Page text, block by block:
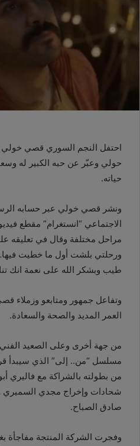
احتفل النجم السوري قصي خولي
حولي وعبّر عن حبه الكبير له
حياته.
ونشر قصي خولي عبر حسابه
الاجتماعي “انستغرام” مقطع
مراحل مختلفة وقال في تعليقه
ورحلتي بلشت أول ما خطيت
طيب وبشكر الله على نعمة انك
وتفاعل جمهور ومتابعو وزملاء
العمر المديد والصحة والسعادة.
من جهة أخرى وعلى الصعيد
مسلسل “من.. إلى” الذي سيبدأ
من بطولته بالشراكة مع فاليري
شحادات وإخراج مجدي السميري
صادق الصباح.
وفجرت الشركة المنتجة مفاجأة